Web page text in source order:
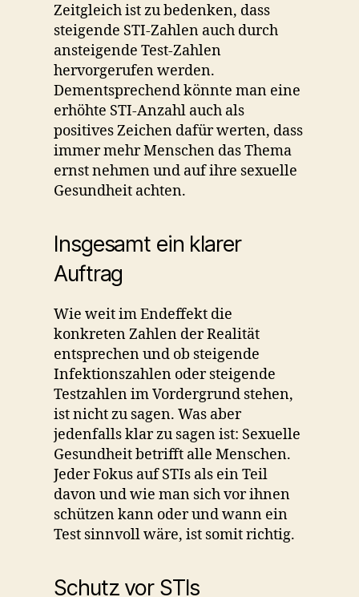
Zeitgleich ist zu bedenken, dass
steigende STI-Zahlen auch durch
ansteigende Test-Zahlen
hervorgerufen werden.
Dementsprechend könnte man eine
erhöhte STI-Anzahl auch als
positives Zeichen dafür werten, dass
immer mehr Menschen das Thema
ernst nehmen und auf ihre sexuelle
Gesundheit achten.
Insgesamt ein klarer
Auftrag
Wie weit im Endeffekt die
konkreten Zahlen der Realität
entsprechen und ob steigende
Infektionszahlen oder steigende
Testzahlen im Vordergrund stehen,
ist nicht zu sagen. Was aber
jedenfalls klar zu sagen ist: Sexuelle
Gesundheit betrifft alle Menschen.
Jeder Fokus auf STIs als ein Teil
davon und wie man sich vor ihnen
schützen kann oder und wann ein
Test sinnvoll wäre, ist somit richtig.
Schutz vor STIs